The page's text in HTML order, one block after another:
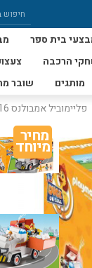
בית ספר
הרכבה
מותגים שובר
פליימוביל אמבולנס 70916
מחיר
מיוחד